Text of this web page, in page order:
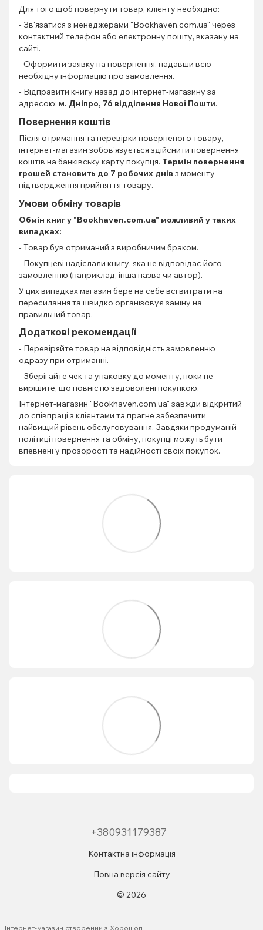
Для того щоб повернути товар, клієнту необхідно:
- Зв'язатися з менеджерами "Bookhaven.com.ua" через
контактний телефон або електронну пошту, вказану на
сайті.
- Оформити заявку на повернення, надавши всю
необхідну інформацію про замовлення.
- Відправити книгу назад до інтернет-магазину за
адресою: м. Дніпро, 76 відділення Нової Пошти.
Повернення коштів
Після отримання та перевірки поверненого товару,
інтернет-магазин зобов'язується здійснити повернення
коштів на банківську карту покупця. Термін повернення
грошей становить до 7 робочих днів з моменту
підтвердження прийняття товару.
Умови обміну товарів
Обмін книгу "Bookhaven.com.ua" можливий у таких
випадках:
- Товар був отриманий з виробничим браком.
- Покупцеві надіслали книгу, яка не відповідає його
замовленню (наприклад, інша назва чи автор).
У цих випадках магазин бере на себе всі витрати на
пересилання та швидко організовує заміну на
правильний товар.
Додаткові рекомендації
- Перевіряйте товар на відповідність замовленню
одразу при отриманні.
- Зберігайте чек та упаковку до моменту, поки не
вирішите, що повністю задоволені покупкою.
Інтернет-магазин "Bookhaven.com.ua" завжди відкритий
до співпраці з клієнтами та прагне забезпечити
найвищий рівень обслуговування. Завдяки продуманій
політиці повернення та обміну, покупці можуть бути
впевнені у прозорості та надійності своїх покупок.
+380931179387
Контактна інформація
Повна версія сайту
© 2026
Інтернет-магазин створений з Хорошоп